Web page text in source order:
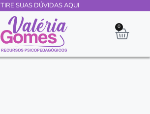
TIRE SUAS DÚVIDAS AQUI
0